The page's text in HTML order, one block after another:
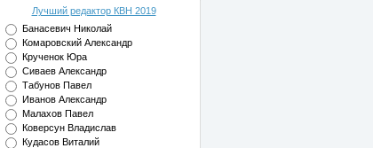
Лучший редактор КВН 2019
Банасевич Николай
Комаровский Александр
Крученок Юра
Сиваев Александр
Табунов Павел
Иванов Александр
Малахов Павел
Коверсун Владислав
Кудасов Виталий